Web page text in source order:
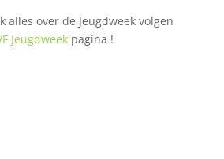
alles over de Jeugdweek volgen
Jeugdweek pagina !